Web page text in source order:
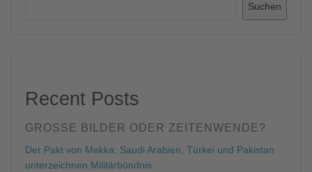
Suchen
Recent Posts
GROSSE BILDER ODER ZEITENWENDE?
Der Pakt von Mekka: Saudi Arabien, Türkei und Pakistan
unterzeichnen Militärbündnis